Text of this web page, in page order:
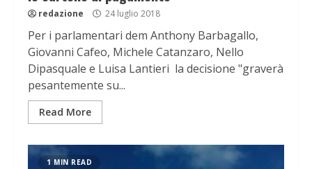
redazione 24 luglio 2018
Per i parlamentari dem Anthony Barbagallo,
Giovanni Cafeo, Michele Catanzaro, Nello
Dipasquale e Luisa Lantieri la decisione "graverà
pesantemente su...
Read More
1 MIN READ